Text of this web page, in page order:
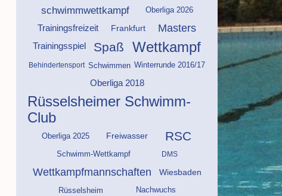
schwimmwettkampf Oberliga 2026
Trainingsfreizeit Frankfurt Masters
Trainingsspiel Spaß Wettkampf
Behindertensport Schwimmen Winterrunde 2016/17
Oberliga 2018
Rüsselsheimer Schwimm-
Club
Oberliga 2025 Freiwasser RSC
Schwimm-Wettkampf DMS
Wettkampfmannschaften Wiesbaden
Rüsselsheim Nachwuchs